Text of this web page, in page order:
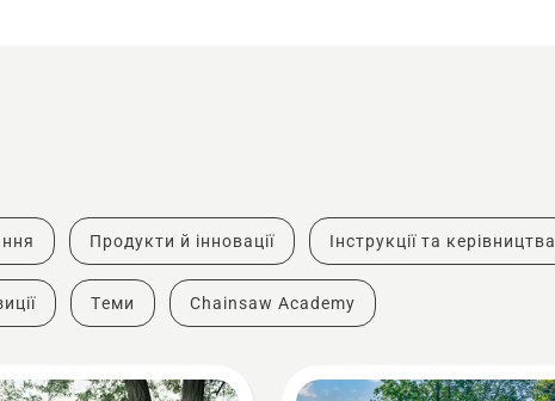
Продукти й інновації Інструкції та керівництва
Теми Chainsaw Academy